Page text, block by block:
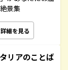
景集
詳細を見る
リアのことば